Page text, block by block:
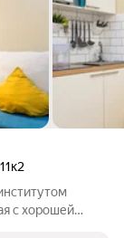
11к2
с хорошей